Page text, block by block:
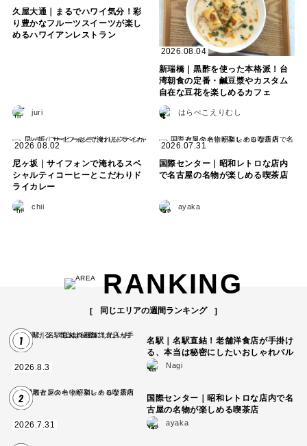
久屋大通｜まるでハワイ気分！彩
り豊かなフルーツスイーツが楽し
めるハワイアンレストラン
juri
2026.08.04
新瑞橋｜黒酢を使った本格派！台
湾朝食の定番・鹹豆漿やカスタム
自在な豆花を楽しめるカフェ
はらぺこえりむし
2026.08.02
尼ヶ坂｜サイフォンで淹れるスペ
シャルティコーヒーとこだわりド
ライカレー
chii
2026.07.31
国際センター｜昭和レトロな店内
で名古屋の名物が楽しめる喫茶店
ayaka
RANKING
同じエリアの週間ランキング
1
2026.8.3
名駅｜名駅直結！老舗洋食店が手掛け
る、本当は秘密にしたいおしゃれバル
Nagi
2
2026.7.31
国際センター｜昭和レトロな店内で名
古屋の名物が楽しめる喫茶店
ayaka